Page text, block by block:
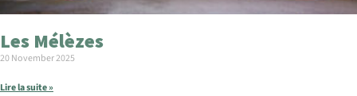
Les Mélèzes
20 November 2025
Lire la suite »